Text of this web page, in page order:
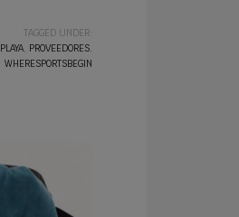
TAGGED UNDER:
PLAYA, PROVEEDORES,
WHERESPORTSBEGIN